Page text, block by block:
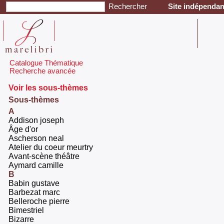
Site
Catalogue Thématique
Recherche avancée
Voir les sous-thèmes
Sous-thèmes
A
‎Addison joseph‎
‎Âge d'or‎
‎Ascherson neal‎
‎Atelier du coeur meurtry‎
‎Avant-scène théâtre‎
‎Aymard camille ‎
B
‎Babin gustave ‎
‎Barbezat marc‎
‎Belleroche pierre ‎
‎Bimestriel‎
‎Bizarre‎